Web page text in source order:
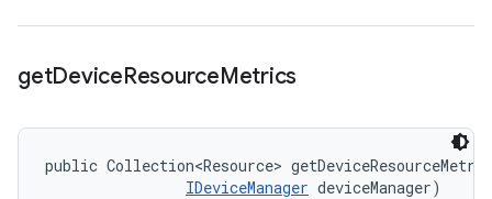
getDeviceResourceMetrics
public Collection<Resource>
IDeviceManager deviceManager)